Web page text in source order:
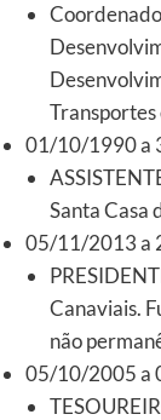
Transportes
01/10/1990 a
Santa Casa
05/11/2013 a
Canaviais.
não
05/10/2005 a